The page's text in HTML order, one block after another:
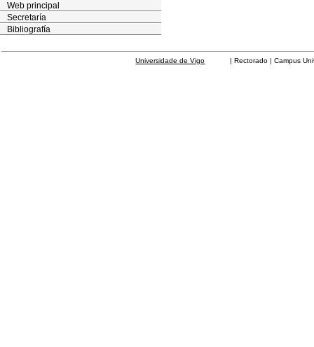
Web principal
Secretaría
Bibliografía
Universidade de Vigo | Rectorado | Campus